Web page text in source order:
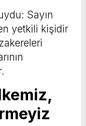
Sayın
yetkili kişidir